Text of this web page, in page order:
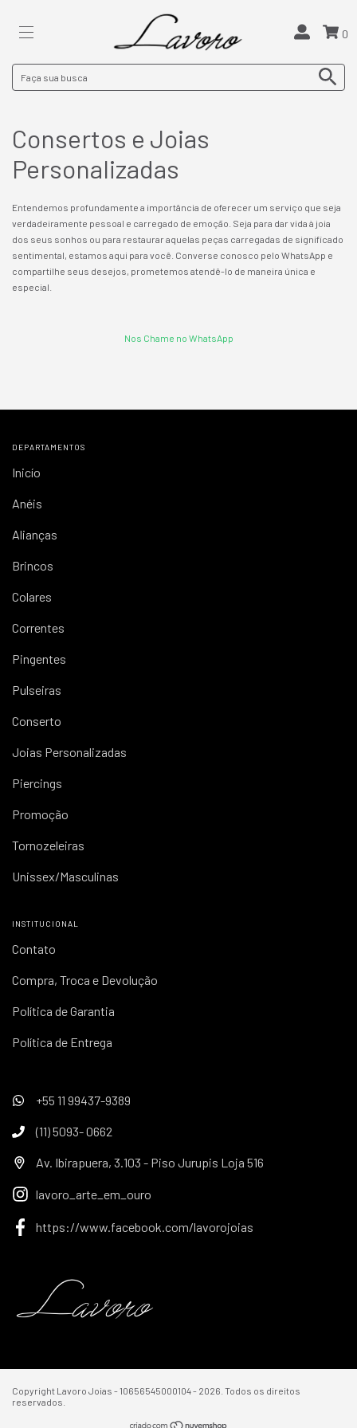
0
Consertos e Joias
Personalizadas
Entendemos profundamente a importância de oferecer um serviço que seja
verdadeiramente pessoal e carregado de emoção. Seja para dar vida à joia
dos seus sonhos ou para restaurar aquelas peças carregadas de significado
sentimental, estamos aqui para você. Converse conosco pelo WhatsApp e
compartilhe seus desejos, prometemos atendê-lo de maneira única e
especial.
Nos Chame no WhatsApp
DEPARTAMENTOS
Inicío
Anéis
Alianças
Brincos
Colares
Correntes
Pingentes
Pulseiras
Conserto
Joias Personalizadas
Piercings
Promoção
Tornozeleiras
Unissex/Masculinas
INSTITUCIONAL
Contato
Compra, Troca e Devolução
Política de Garantia
Política de Entrega
+55 11 99437-9389
(11) 5093- 0662
Av. Ibirapuera, 3.103 - Piso Jurupis Loja 516
lavoro_arte_em_ouro
https://www.facebook.com/lavorojoias
Copyright Lavoro Joias - 10656545000104 - 2026. Todos os direitos
reservados.